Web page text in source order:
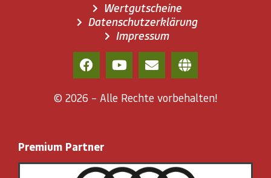
Wertgutscheine
Datenschutzerklärung
Impressum
© 2026 – Alle Rechte vorbehalten!
Premium Partner